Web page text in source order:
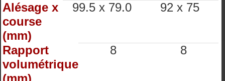
Alésage x
course
(mm)
99.5 x 79.0 92 x 75
Rapport
volumétrique
(mm)
8 8